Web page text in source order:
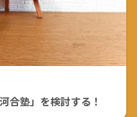
合塾」を検討する！